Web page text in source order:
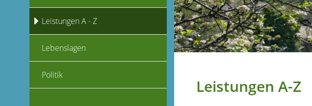
Leistungen A-Z
Leistungen A - Z
Lebenslagen
Politik